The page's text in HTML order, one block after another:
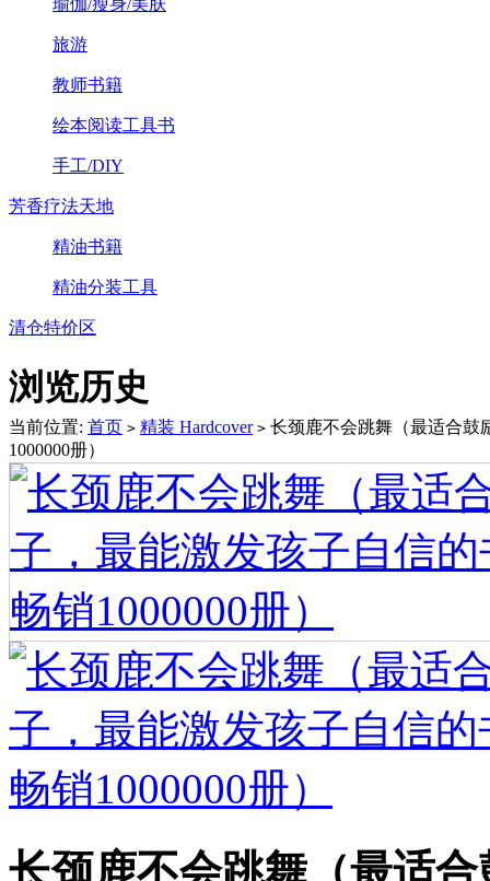
瑜伽/瘦身/美肤
旅游
教师书籍
绘本阅读工具书
手工/DIY
芳香疗法天地
精油书籍
精油分装工具
清仓特价区
浏览历史
当前位置: 首页 > 精装 Hardcover > 长颈鹿不会跳舞（最适合鼓
1000000册）
长颈鹿不会跳舞（最适